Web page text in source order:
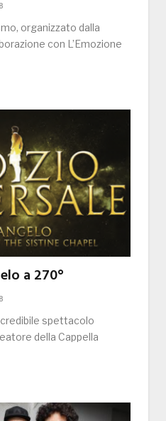
organizzato dalla
con L’Emozione
a 270°
spettacolo
della Cappella